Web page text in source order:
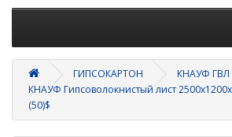
ГИПСОКАРТОН
КНАУФ ГВЛ
КНАУФ Гипсоволокнистый лист
(50)$